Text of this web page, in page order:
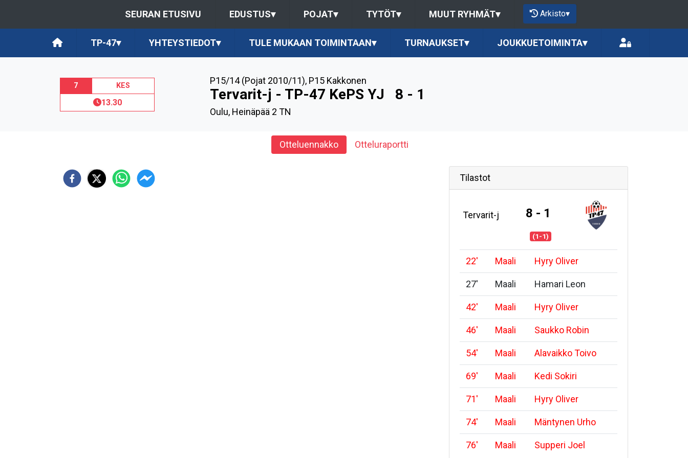
SEURAN ETUSIVU EDUSTUS▾ POJAT▾ TYTÖT▾ MUUT RYHMÄT▾ Arkisto▾
TP-47▾ YHTEYSTIEDOT▾ TULE MUKAAN TOIMINTAAN▾ TURNAUKSET▾ JOUKKUETOIMINTA▾
7 KES
13.30
P15/14 (Pojat 2010/11), P15 Kakkonen
Tervarit-j - TP-47 KePS YJ 8 - 1
Oulu, Heinäpää 2 TN
Otteluennakko Otteluraportti
Tilastot
Tervarit-j 8 - 1
(1-1)
22' Maali Hyry Oliver
27' Maali Hamari Leon
42' Maali Hyry Oliver
46' Maali Saukko Robin
54' Maali Alavaikko Toivo
69' Maali Kedi Sokiri
71' Maali Hyry Oliver
74' Maali Mäntynen Urho
76' Maali Supperi Joel